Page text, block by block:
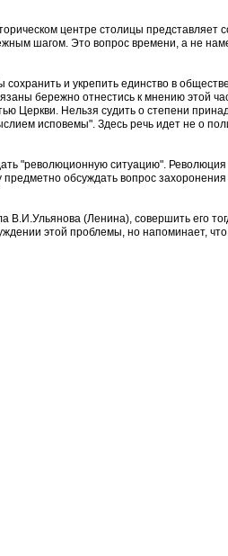
центре столицы представляет
шагом. Это вопрос времени, а не
и укрепить единство в
бережно отнестись к мнению этой
Церкви. Нельзя судить о степени
исповемы". Здесь речь идет не о
"революционную ситуацию". Революция
обсуждать вопрос захоронения
(Ленина), совершить его
этой проблемы, но напоминает,